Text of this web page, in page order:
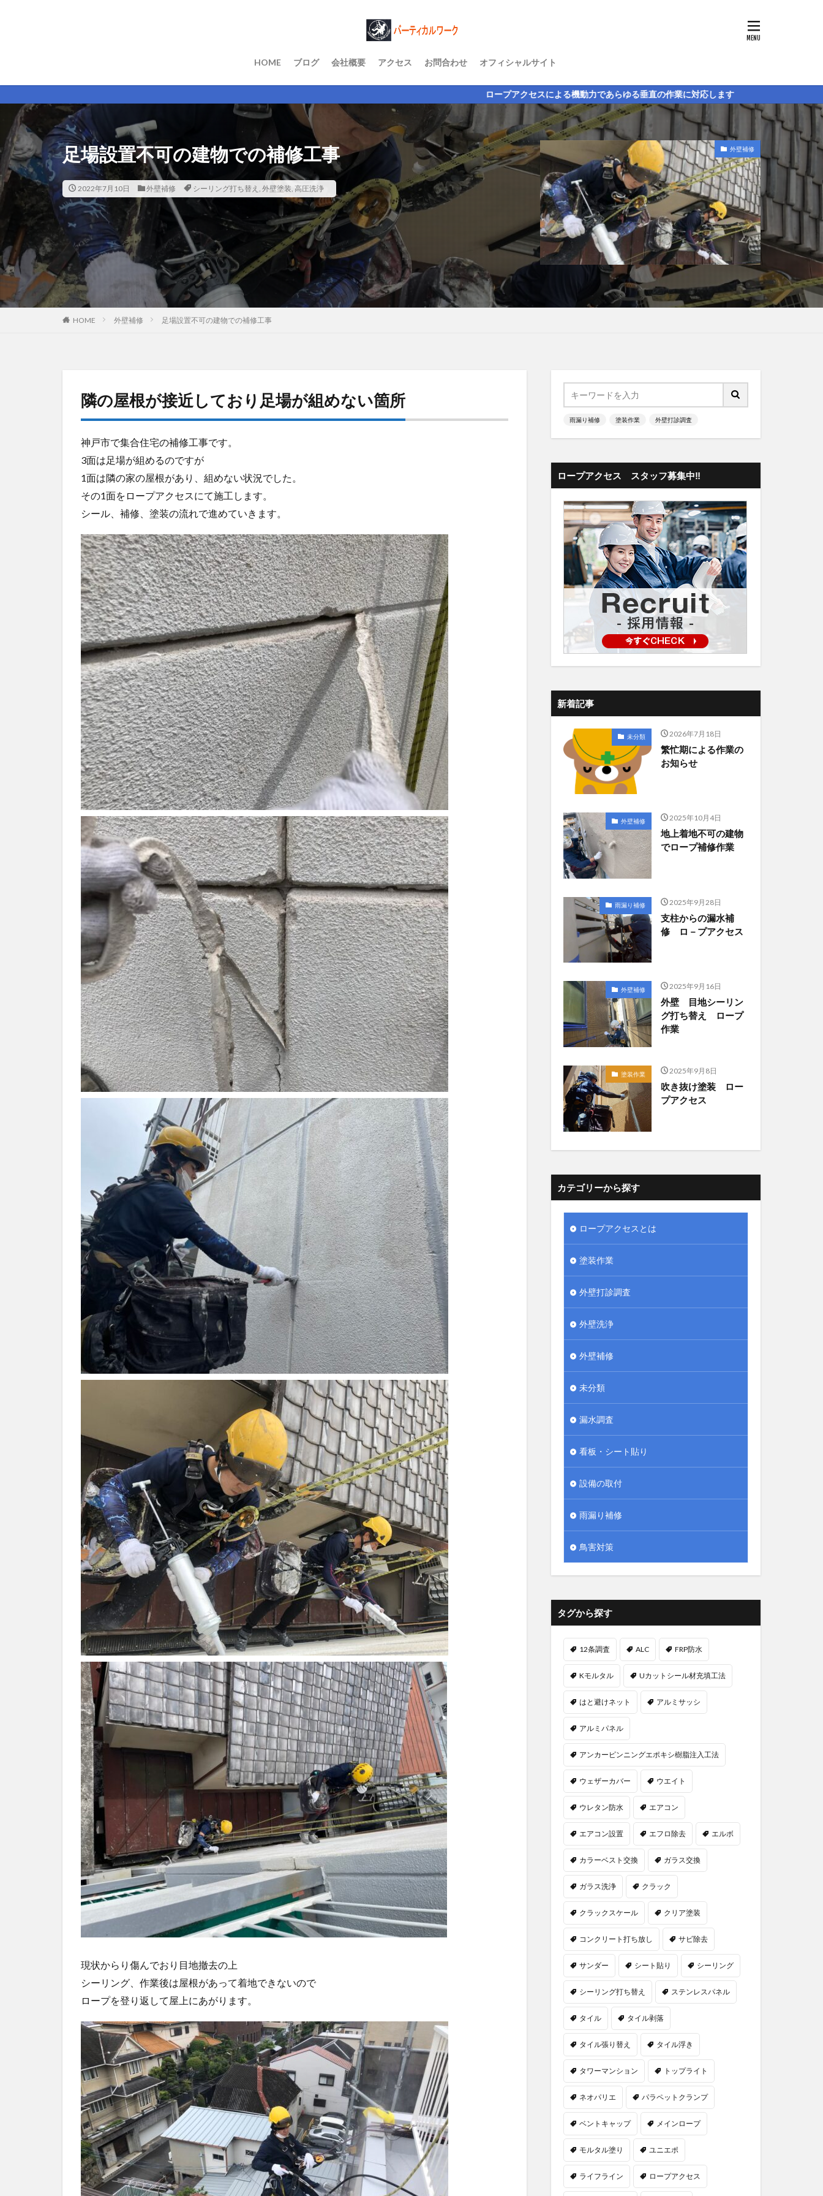
HOME ブログ 会社概要 アクセス お問合わせ オフィシャルサイト
ロープアクセスによる機動力であらゆる垂直の作業に対応します
足場設置不可の建物での補修工事
2022年7月10日 外壁補修 シーリング打ち替え , 外壁塗装, 高圧洗浄
外壁補修
HOME 外壁補修 足場設置不可の建物での補修工事
隣の屋根が接近しており足場が組めない箇所
神戸市で集合住宅の補修工事です。
3面は足場が組めるのですが
1面は隣の家の屋根があり、組めない状況でした。
その1面をロープアクセスにて施工します。
シール、補修、塗装の流れで進めていきます。
現状からり傷んでおり目地撤去の上
シーリング、作業後は屋根があって着地できないので
ロープを登り返して屋上にあがります。
雨漏り補修 塗装作業 外壁打診調査
ロープアクセス スタッフ募集中‼
新着記事
未分類 2026年7月18日
繁忙期による作業の
お知らせ
外壁補修 2025年10月4日
地上着地不可の建物
でロープ補修作業
雨漏り補修 2025年9月28日
支柱からの漏水補
修 ロ－プアクセス
外壁補修 2025年9月16日
外壁 目地シーリン
グ打ち替え ロープ
作業
塗装作業 2025年9月8日
吹き抜け塗装 ロー
プアクセス
カテゴリーから探す
ロープアクセスとは
塗装作業
外壁打診調査
外壁洗浄
外壁補修
未分類
漏水調査
看板・シート貼り
設備の取付
雨漏り補修
鳥害対策
タグから探す
12条調査 ALC FRP防水
Kモルタル Uカットシール材充填工法
はと避けネット アルミサッシ
アルミパネル
アンカーピンニングエポキシ樹脂注入工法
ウェザーカバー ウエイト
ウレタン防水 エアコン
エアコン設置 エフロ除去 エルボ
カラーベスト交換 ガラス交換
ガラス洗浄 クラック
クラックスケール クリア塗装
コンクリート打ち放し サビ除去
サンダー シート貼り シーリング
シーリング打ち替え ステンレスパネル
タイル タイル剥落
タイル張り替え タイル浮き
タワーマンション トップライト
ネオパリエ パラペットクランプ
ベントキャップ メインロープ
モルタル塗り ユニエポ
ライフライン ロープアクセス